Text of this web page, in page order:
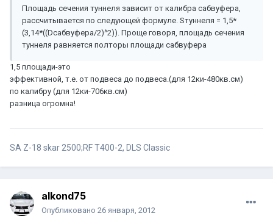
Площадь сечения туннеля зависит от калибра сабвуфера,
рассчитывается по следующей формуле. Sтуннеля = 1,5*
(3,14*((Dсабвуфера/2)^2)). Проще говоря, площадь сечения
туннеля равняется полторы площади сабвуфера
1,5 площади-это
эффективной, т.е. от подвеса до подвеса.(для 12ки-480кв.см)
по калибру (для 12ки-706кв.см)
разница огромна!
SA Z-18 skar 2500;RF T400-2, DLS Classic
alkond75
Опубликовано 26 января, 2012